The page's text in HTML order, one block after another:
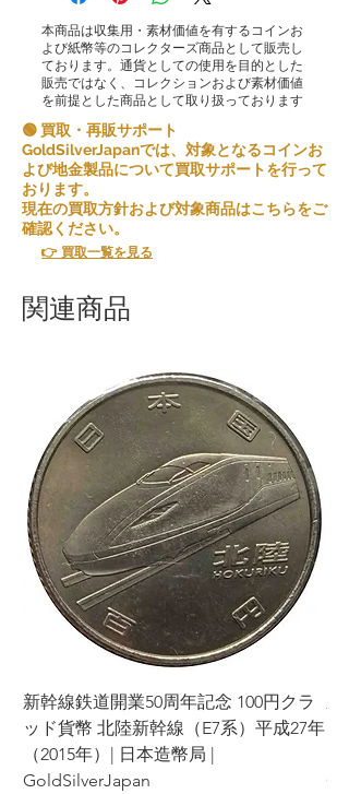
本商品は収集用・素材価値を有するコインお
よび紙幣等のコレクターズ商品として販売し
ております。通貨としての使用を目的とした
販売ではなく、コレクションおよび素材価値
を前提とした商品として取り扱っております
🟢 買取・再販サポート
GoldSilverJapanでは、対象となるコインお
よび地金製品について買取サポートを行って
おります。
現在の買取方針および対象商品はこちらをご
確認ください。
👉 買取一覧を見る
関連商品
新幹線鉄道開業50周年記念 100円クラ
ッド貨幣 北陸新幹線（E7系）平成27年
（2015年）| 日本造幣局 |
GoldSilverJapan